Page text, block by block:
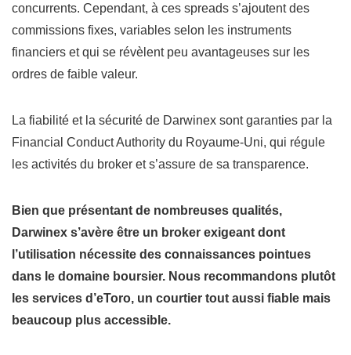
concurrents. Cependant, à ces spreads s’ajoutent des
commissions fixes, variables selon les instruments
financiers et qui se révèlent peu avantageuses sur les
ordres de faible valeur.
La fiabilité et la sécurité de Darwinex sont garanties par la
Financial Conduct Authority du Royaume-Uni, qui régule
les activités du broker et s’assure de sa transparence.
Bien que présentant de nombreuses qualités,
Darwinex s’avère être un broker exigeant dont
l’utilisation nécessite des connaissances pointues
dans le domaine boursier. Nous recommandons plutôt
les services d’eToro, un courtier tout aussi fiable mais
beaucoup plus accessible.